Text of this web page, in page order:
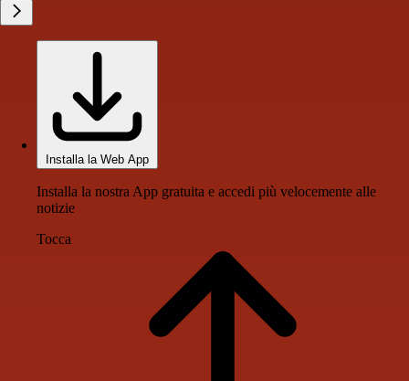
Installa la Web App
Installa la nostra App gratuita e accedi più velocemente alle
notizie
Tocca